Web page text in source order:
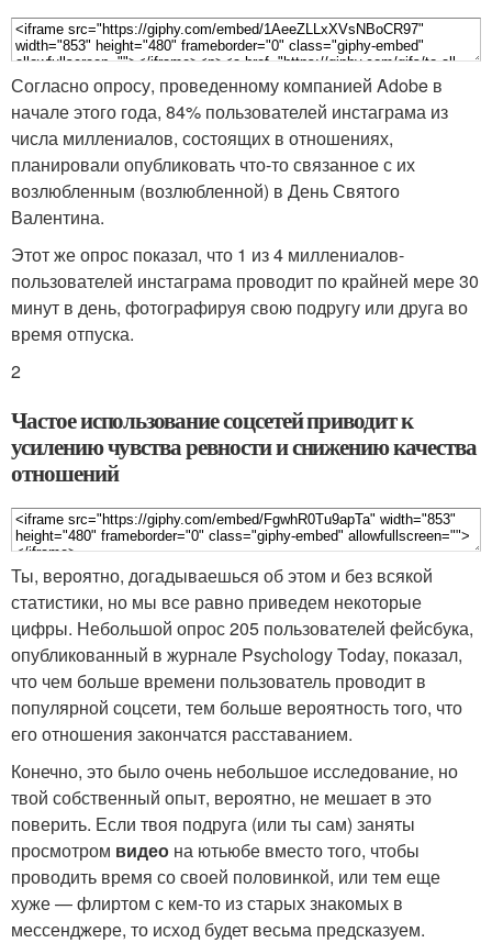
Согласно опросу, проведенному компанией Adobe в
начале этого года, 84% пользователей инстаграма из
числа миллениалов, состоящих в отношениях,
планировали опубликовать что-то связанное с их
возлюбленным (возлюбленной) в День Святого
Валентина.
Этот же опрос показал, что 1 из 4 миллениалов-
пользователей инстаграма проводит по крайней мере 30
минут в день, фотографируя свою подругу или друга во
время отпуска.
2
Частое использование соцсетей приводит к
усилению чувства ревности и снижению качества
отношений
Ты, вероятно, догадываешься об этом и без всякой
статистики, но мы все равно приведем некоторые
цифры. Небольшой опрос 205 пользователей фейсбука,
опубликованный в журнале Psychology Today, показал,
что чем больше времени пользователь проводит в
популярной соцсети, тем больше вероятность того, что
его отношения закончатся расставанием.
Конечно, это было очень небольшое исследование, но
твой собственный опыт, вероятно, не мешает в это
поверить. Если твоя подруга (или ты сам) заняты
просмотром видео на ютьюбе вместо того, чтобы
проводить время со своей половинкой, или тем еще
хуже — флиртом с кем-то из старых знакомых в
мессенджере, то исход будет весьма предсказуем.